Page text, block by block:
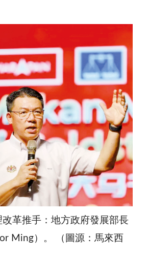
革推手：地方政府發展部長
Ming）。 （圖源：馬來西